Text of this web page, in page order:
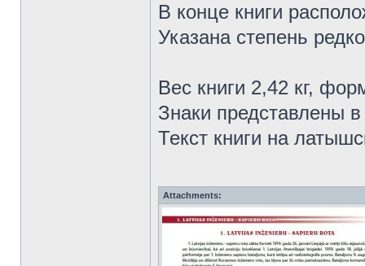
В конце книги
Указана степень
Вес книги 2,42 кг,
Знаки представлены
Текст книги на
Attachments: